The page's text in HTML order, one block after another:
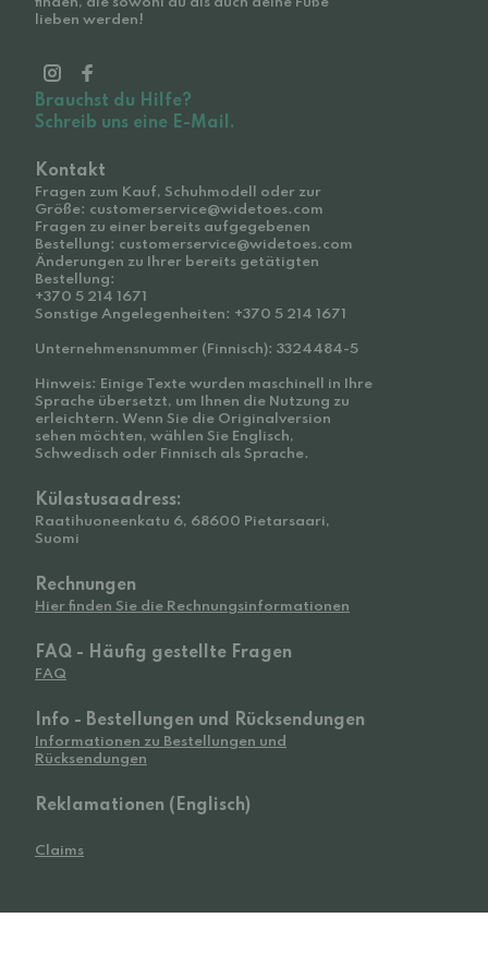
lieben werden!
Brauchst du Hilfe?
Schreib uns eine E-Mail.
Kontakt
Fragen zum Kauf, Schuhmodell oder zur
Größe: customerservice@widetoes.com
Fragen zu einer bereits aufgegebenen
Bestellung: customerservice@widetoes.com
Änderungen zu Ihrer bereits getätigten
Bestellung:
+370 5 214 1671
Sonstige Angelegenheiten: +370 5 214 1671
Unternehmensnummer (Finnisch): 3324484-5
Hinweis: Einige Texte wurden maschinell in Ihre
Sprache übersetzt, um Ihnen die Nutzung zu
erleichtern. Wenn Sie die Originalversion
sehen möchten, wählen Sie Englisch,
Schwedisch oder Finnisch als Sprache.
Külastusaadress:
Raatihuoneenkatu 6, 68600 Pietarsaari,
Suomi
Rechnungen
Hier finden Sie die Rechnungsinformationen
FAQ - Häufig gestellte Fragen
FAQ
Info - Bestellungen und Rücksendungen
Informationen zu Bestellungen und
Rücksendungen
Reklamationen (Englisch)
Claims